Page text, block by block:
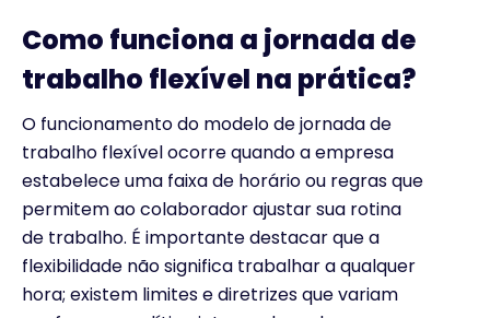
Como funciona a jornada de
trabalho flexível na prática?
O funcionamento do modelo de jornada de
trabalho flexível ocorre quando a empresa
estabelece uma faixa de horário ou regras que
permitem ao colaborador ajustar sua rotina
de trabalho. É importante destacar que a
flexibilidade não significa trabalhar a qualquer
hora; existem limites e diretrizes que variam